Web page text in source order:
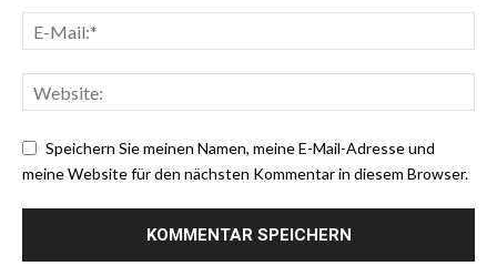
Speichern Sie meinen Namen, meine E-Mail-Adresse und
meine Website für den nächsten Kommentar in diesem Browser.